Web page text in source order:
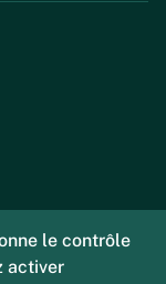
le contrôle
activer